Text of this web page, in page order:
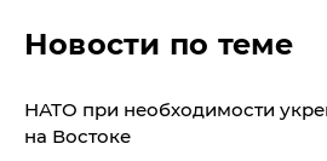
Новости по теме
НАТО при необходимости
на Востоке